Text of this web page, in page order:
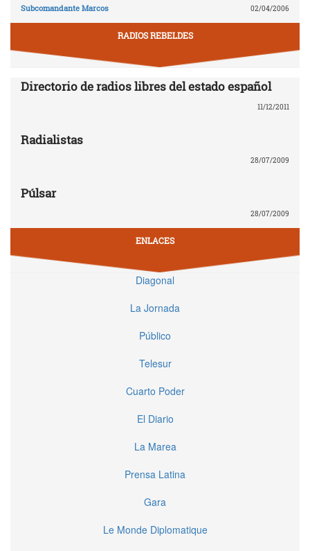
Subcomandante Marcos 02/04/2006
RADIOS REBELDES
Directorio de radios libres del estado español
11/12/2011
Radialistas
28/07/2009
Púlsar
28/07/2009
ENLACES
Diagonal
La Jornada
Público
Telesur
Cuarto Poder
El Diario
La Marea
Prensa Latina
Gara
Le Monde Diplomatique